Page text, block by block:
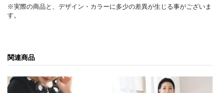
※実際の商品と、デザイン・カラーに多少の差異が生じる事がございま
す。
関連商品